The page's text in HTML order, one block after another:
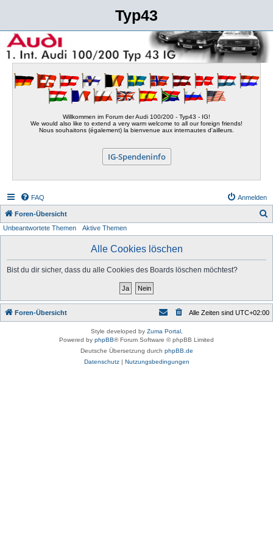
Typ43
Willkommen im Forum der Audi 100/200 - Typ43 - IG!
We would also like to extend a very warm welcome to all our foreign friends!
Nous souhaitons (également) la bienvenue aux internautes d'ailleurs.
IG-Spendeninfo
FAQ Anmelden
Foren-Übersicht
Unbeantwortete Themen Aktive Themen
Alle Cookies löschen
Bist du dir sicher, dass du alle Cookies des Boards löschen möchtest?
Foren-Übersicht Alle Zeiten sind UTC+02:00
Style developed by Zuma Portal,
Powered by phpBB® Forum Software © phpBB Limited
Deutsche Übersetzung durch phpBB.de
Datenschutz| Nutzungsbedingungen